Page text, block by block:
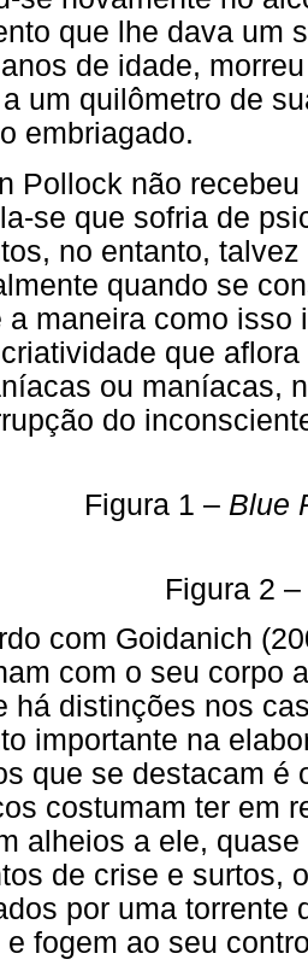
que lhe dava um
de idade,
um quilômetro de
embriagado.
Pollock não
se que sofria de
no entanto,
quando se
a maneira como
que
ou maníacas,
do
Figura 1 – Blue
Figura 2 –
com Goidanich
com o seu corpo
há distinções nos
importante na
que se destacam é
costumam ter em
alheios a ele,
de crise e surtos,
por uma torrente
e fogem ao seu